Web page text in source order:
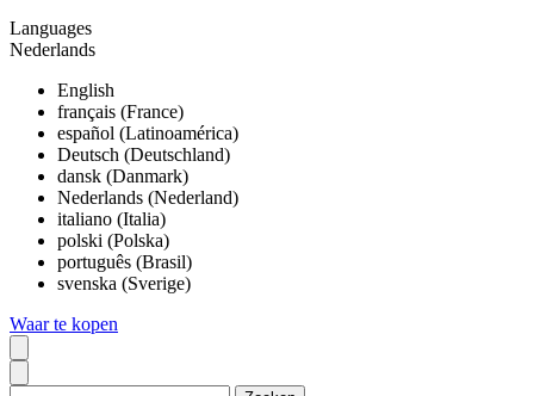
Languages
Nederlands
English
français (France)
español (Latinoamérica)
Deutsch (Deutschland)
dansk (Danmark)
Nederlands (Nederland)
italiano (Italia)
polski (Polska)
português (Brasil)
svenska (Sverige)
Waar te kopen